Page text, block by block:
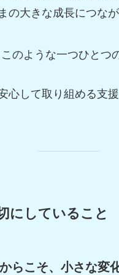
の大きな成長につなが
のような一つひとつ
心して取り組める支
にしていること
らこそ、小さな変